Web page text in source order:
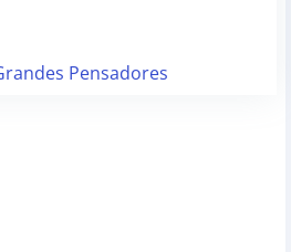
Pensadores